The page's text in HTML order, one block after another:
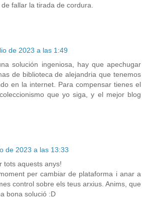
fallar la tirada de cordura.
de 2023 a las 1:49
solución ingeniosa, hay que apechugar
de biblioteca de alejandria que tenemos
en la internet. Para compensar tienes el
que yo siga, y el mejor blog
de 2023 a las 13:33
tots aquests anys!
per cambiar de plataforma i anar a
control sobre els teus arxius. Anims, que
bona solució :D